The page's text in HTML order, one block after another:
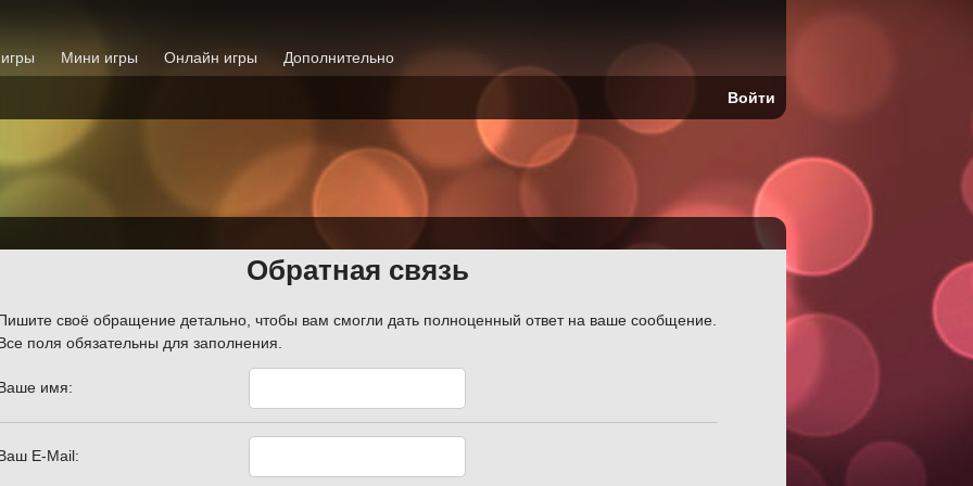
Обратная связь
своё обращение детально, чтобы вам cмогли дать полноценный ответ на ваше сообщение.
поля обязательны для заполнения.
имя:
E-Mail:
Мини игры Онлайн игры Дополнительно
Войти